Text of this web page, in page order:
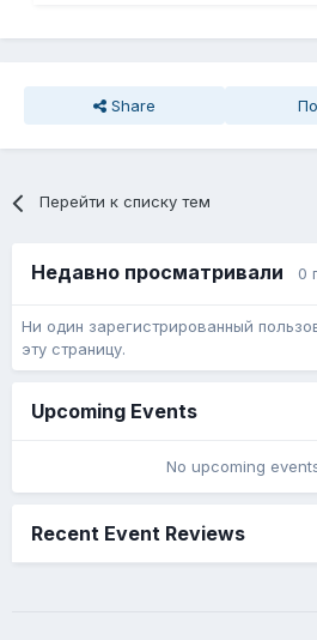
Share
Перейти к списку тем
Недавно просматривали 0
Ни один зарегистрированный
эту страницу.
Upcoming Events
No upcoming
Recent Event Reviews